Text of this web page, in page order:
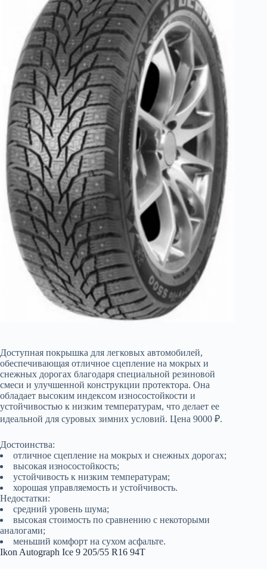
Доступная покрышка для легковых автомобилей,
обеспечивающая отличное сцепление на мокрых и
снежных дорогах благодаря специальной резиновой
смеси и улучшенной конструкции протектора. Она
обладает высоким индексом износостойкости и
устойчивостью к низким температурам, что делает ее
идеальной для суровых зимних условий. Цена 9000 ₽.
Достоинства:
отличное сцепление на мокрых и снежных дорогах;
высокая износостойкость;
устойчивость к низким температурам;
хорошая управляемость и устойчивость.
Недостатки:
средний уровень шума;
высокая стоимость по сравнению с некоторыми
аналогами;
меньший комфорт на сухом асфальте.
Ikon Autograph Ice 9 205/55 R16 94T